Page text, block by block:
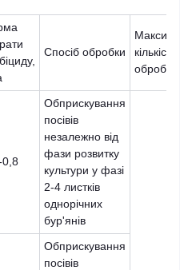
Спосіб обробки
кількість
обробок
Обприскування
посівів
незалежно від
фази розвитку
культури у фазі
2-4 листків
однорічних
бур'янів
Обприскування
посівів